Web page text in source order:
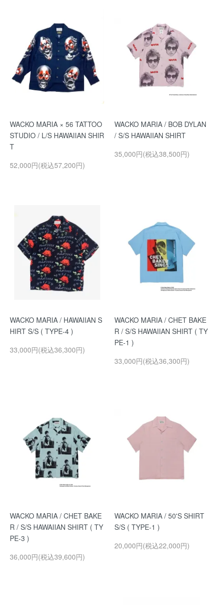
WACKO MARIA × 56 TATTOO
STUDIO / L/S HAWAIIAN SHIR
T
52,000円(税込57,200円)
WACKO MARIA / BOB DYLAN
/ S/S HAWAIIAN SHIRT
35,000円(税込38,500円)
WACKO MARIA / HAWAIIAN S
HIRT S/S ( TYPE-4 )
33,000円(税込36,300円)
WACKO MARIA / CHET BAKE
R / S/S HAWAIIAN SHIRT ( TY
PE-1 )
33,000円(税込36,300円)
WACKO MARIA / CHET BAKE
R / S/S HAWAIIAN SHIRT ( TY
PE-3 )
36,000円(税込39,600円)
WACKO MARIA / 50'S SHIRT
S/S ( TYPE-1 )
20,000円(税込22,000円)